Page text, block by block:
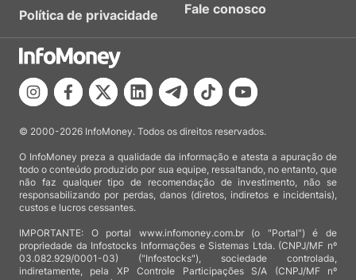
Política de privacidade
Fale conosco
© 2000-2026 InfoMoney. Todos os direitos reservados.
O InfoMoney preza a qualidade da informação e atesta a apuração de
todo o conteúdo produzido por sua equipe, ressaltando, no entanto, que
não faz qualquer tipo de recomendação de investimento, não se
responsabilizando por perdas, danos (diretos, indiretos e incidentais),
custos e lucros cessantes.
IMPORTANTE: O portal www.infomoney.com.br (o "Portal") é de
propriedade da Infostocks Informações e Sistemas Ltda. (CNPJ/MF nº
03.082.929/0001-03) ("Infostocks"), sociedade controlada,
indiretamente, pela XP Controle Participações S/A (CNPJ/MF nº